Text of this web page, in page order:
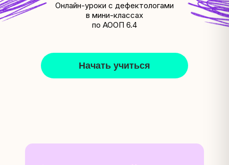
Начать учиться
Онлайн-уроки с дефектологами
в мини-классах
по АООП 6.4